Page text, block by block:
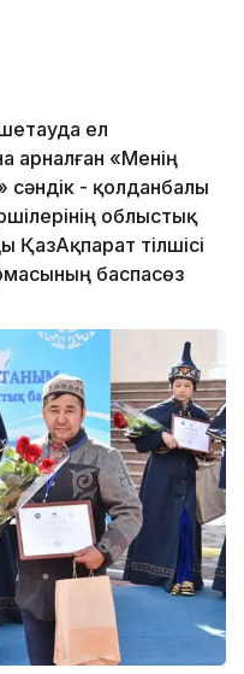
ел
арналған «Менің
- қолданбалы
облыстық
ҚазАқпарат тілшісі
баспасөз